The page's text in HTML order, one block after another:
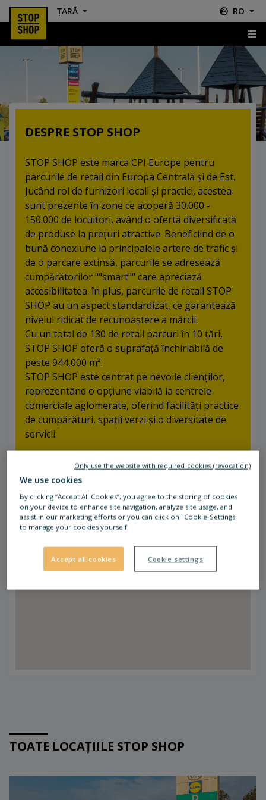
ȚARĂ RO
Despre STOP SHOP
DESPRE STOP SHOP
STOP SHOP este marca CPI Europe pentru
parcurile de retail din Europa Centrală și de Est.
Jucând rol de furnizori locali şi practici, acestea
sunt prezente în zone ce acoperă 30.000 -
150.000 de locuitori, având o ofertă diversificată
de produse la preţuri atractive. Beneficiind de o
bună conexiune la principalele artere de trafic şi
de o parcare extinsă, parcurile se adresează
cumpărătorilor ""smart"" care apreciază
accesibilitatea. în plus, parcurile de retail STOP
SHOP au un aspect standardizat, ce garantează
nivelul ridicat de recunoaștere a mărcii.
Cu un total de 130 de retail parcuri în 10 ţări,
STOP SHOP oferă o suprafață închiriabilă de
peste 944,000 m².
STOP SHOP este centrat pe nevoile clienților,
reprezentând o opţiune viabilă la centrele
comerciale aglomerate, oferind facilităţi practice
de cumpărături, spații verzi şi o diversitate de
servicii.
TOATE LOCAȚIILE STOP SHOP
We use cookies
By clicking “Accept All Cookies”, you agree to the storing of cookies
on your device to enhance site navigation, analyze site usage, and
assist in our marketing efforts or you can click on "Cookie-Settings"
to manage your cookies yourself.
Accept all cookies Cookie settings
Only use the website with required cookies (revocation)